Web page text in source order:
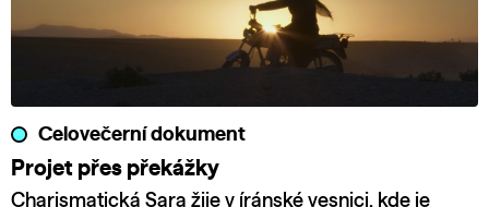
Celovečerní dokument
Projet přes překážky
Charismatická Sara žije v íránské vesnici, kde je